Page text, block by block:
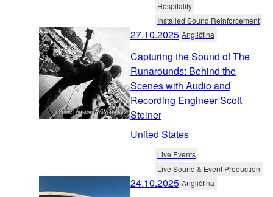
Hospitality
Installed Sound Reinforcement
27.10.2025 Angličtina
Capturing the Sound of The
Runarounds: Behind the
Scenes with Audio and
Recording Engineer Scott
Steiner
United States
Live Events
Live Sound & Event Production
24.10.2025 Angličtina